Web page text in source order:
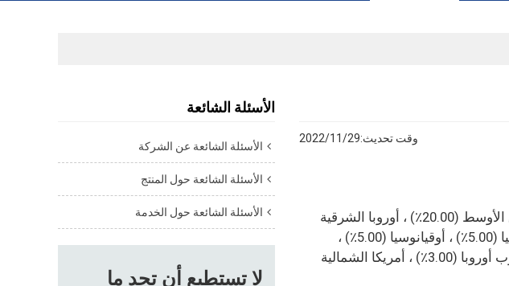
الأسئلة الشائعة
الأسئلة الشائعة عن الشركة
الأسئلة الشائعة حول المنتج
الأسئلة الشائعة حول الخدمة
لا تستطيع أن تجد ما
وقت تحديث:2022/11/29